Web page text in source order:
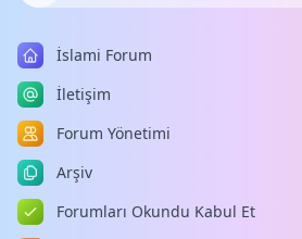
İslami Forum
İletişim
Forum Yönetimi
Arşiv
Forumları Okundu Kabul Et